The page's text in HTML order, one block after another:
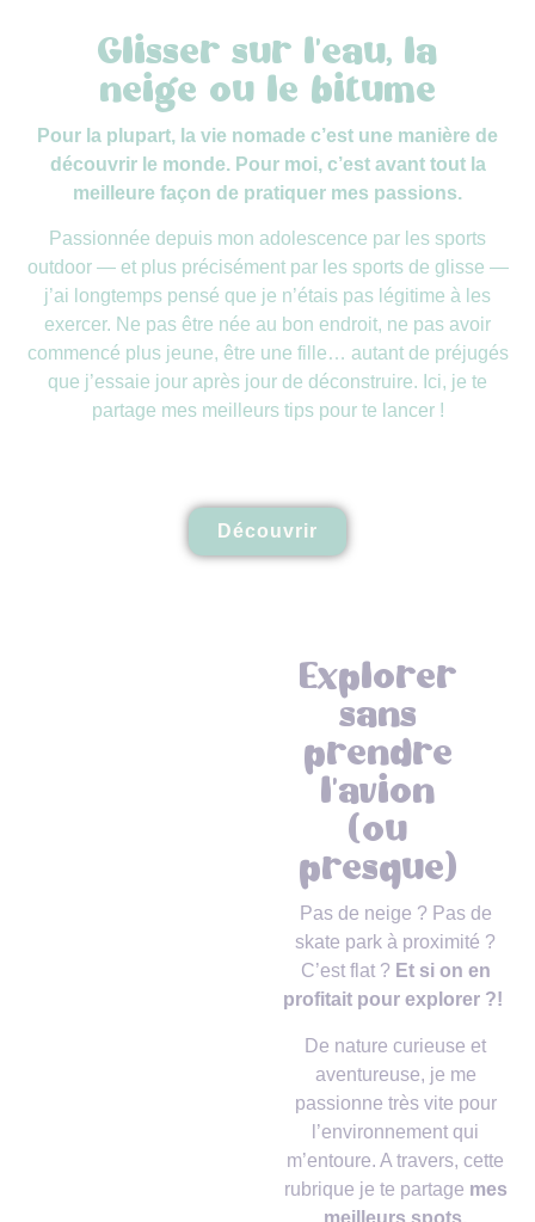
Glisser sur l'eau, la
neige ou le bitume
Pour la plupart, la vie nomade c’est une manière de
découvrir le monde. Pour moi, c’est avant tout la
meilleure façon de pratiquer mes passions.
Passionnée depuis mon adolescence par les sports
outdoor — et plus précisément par les sports de glisse —
j’ai longtemps pensé que je n’étais pas légitime à les
exercer. Ne pas être née au bon endroit, ne pas avoir
commencé plus jeune, être une fille… autant de préjugés
que j’essaie jour après jour de déconstruire. Ici, je te
partage mes meilleurs tips pour te lancer !
Découvrir
Explorer
sans
prendre
l'avion
(ou
presque)
Pas de neige ? Pas de
skate park à proximité ?
C’est flat ? Et si on en
profitait pour explorer ?!
De nature curieuse et
aventureuse, je me
passionne très vite pour
l’environnement qui
m’entoure. A travers, cette
rubrique je te partage mes
meilleurs spots,